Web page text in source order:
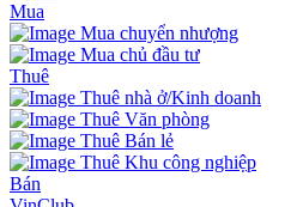
Mua
Mua chuyển nhượng
Mua chủ đầu tư
Thuê
Thuê nhà ở/Kinh doanh
Thuê Văn phòng
Thuê Bán lẻ
Thuê Khu công nghiệp
Bán